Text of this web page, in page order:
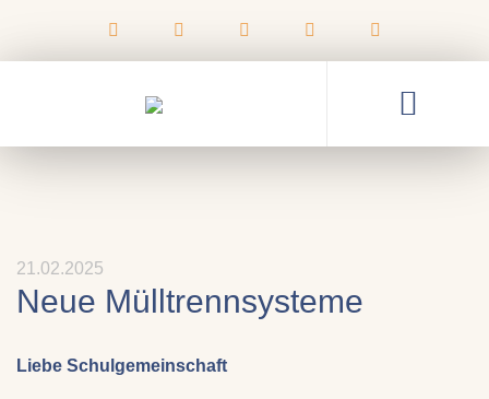
21.02.2025
Neue Mülltrennsysteme
Liebe Schulgemeinschaft